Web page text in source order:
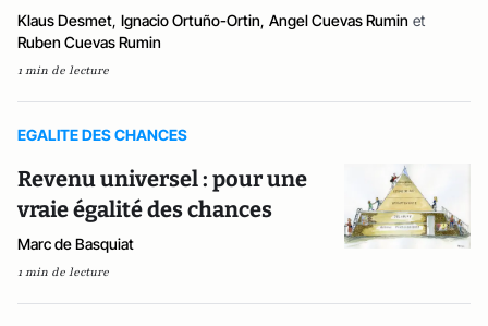
Klaus Desmet, Ignacio Ortuño-Ortin, Angel Cuevas Rumin et
Ruben Cuevas Rumin
1 min de lecture
EGALITE DES CHANCES
Revenu universel : pour une
vraie égalité des chances
Marc de Basquiat
1 min de lecture